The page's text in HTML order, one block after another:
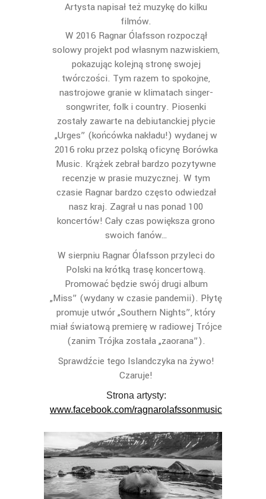
Artysta napisał też muzykę do kilku
filmów.
W 2016 Ragnar Ólafsson rozpoczął
solowy projekt pod własnym nazwiskiem,
pokazując kolejną stronę swojej
twórczości. Tym razem to spokojne,
nastrojowe granie w klimatach singer-
songwriter, folk i country. Piosenki
zostały zawarte na debiutanckiej płycie
„Urges” (końcówka nakładu!) wydanej w
2016 roku przez polską oficynę Borówka
Music. Krążek zebrał bardzo pozytywne
recenzje w prasie muzycznej. W tym
czasie Ragnar bardzo często odwiedzał
nasz kraj. Zagrał u nas ponad 100
koncertów! Cały czas powiększa grono
swoich fanów…
W sierpniu Ragnar Ólafsson przyleci do
Polski na krótką trasę koncertową.
Promować będzie swój drugi album
„Miss” (wydany w czasie pandemii). Płytę
promuje utwór „Southern Nights”, który
miał światową premierę w radiowej Trójce
(zanim Trójka została „zaorana”).
Sprawdźcie tego Islandczyka na żywo!
Czaruje!
Strona artysty:
www.facebook.com/ragnarolafssonmusic